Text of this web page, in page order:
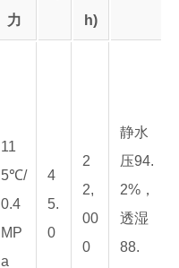
力
h)
11
5℃/
0.4
MP
a
4
5.
0
2
2,
00
0
静水
压94.
2%，
透湿
88.